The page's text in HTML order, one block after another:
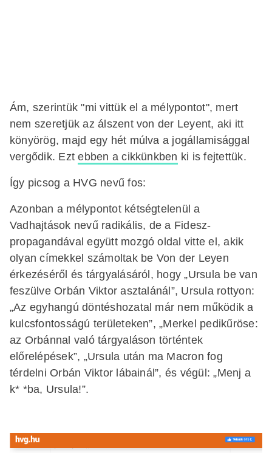
Ám, szerintük "mi vittük el a mélypontot", mert
nem szeretjük az álszent von der Leyent, aki itt
könyörög, majd egy hét múlva a jogállamisággal
vergődik. Eztebben a cikkünkben ki is fejtettük.
Így picsog a HVG nevű fos:
Azonban a mélypontot kétségtelenül a
Vadhajtások nevű radikális, de a Fidesz-
propagandával együtt mozgó oldal vitte el, akik
olyan címekkel számoltak be Von der Leyen
érkezéséről és tárgyalásáról, hogy „Ursula be van
feszülve Orbán Viktor asztalánál”, Ursula rottyon:
„Az egyhangú döntéshozatal már nem működik a
kulcsfontosságú területeken”, „Merkel pedikűröse:
az Orbánnal való tárgyaláson történtek
előrelépések”, „Ursula után ma Macron fog
térdelni Orbán Viktor lábainál”, és végül: „Menj a
k* *ba, Ursula!”.